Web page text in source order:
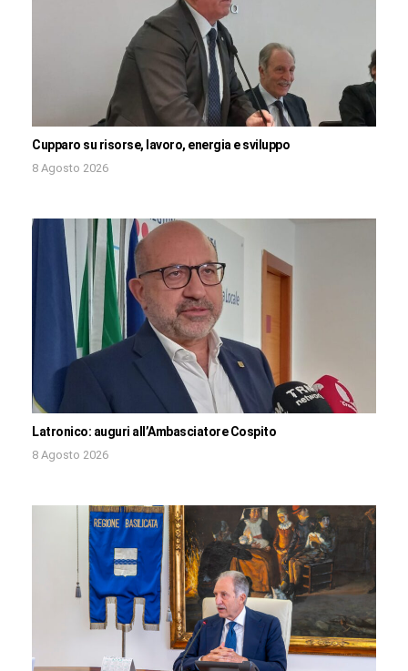
Cupparo su risorse, lavoro, energia e sviluppo
8 Agosto 2026
Latronico: auguri all’Ambasciatore Cospito
8 Agosto 2026